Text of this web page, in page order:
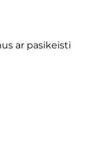
ar pasikeisti